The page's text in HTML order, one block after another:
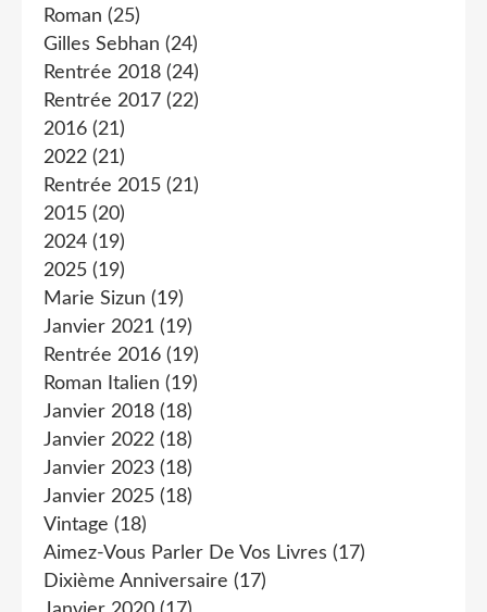
Roman (25)
Gilles Sebhan (24)
Rentrée 2018 (24)
Rentrée 2017 (22)
2016 (21)
2022 (21)
Rentrée 2015 (21)
2015 (20)
2024 (19)
2025 (19)
Marie Sizun (19)
Janvier 2021 (19)
Rentrée 2016 (19)
Roman Italien (19)
Janvier 2018 (18)
Janvier 2022 (18)
Janvier 2023 (18)
Janvier 2025 (18)
Vintage (18)
Aimez-Vous Parler De Vos Livres (17)
Dixième Anniversaire (17)